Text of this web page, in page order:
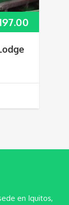
en Iquitos,